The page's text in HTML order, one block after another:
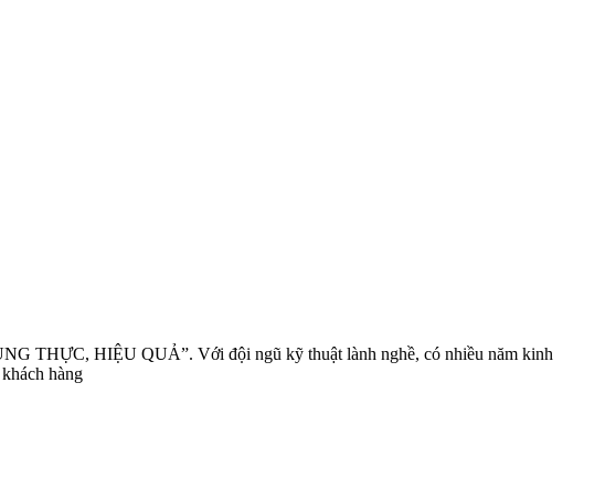
THỰC, HIỆU QUẢ”. Với đội ngũ kỹ thuật lành nghề, có nhiều năm kinh
hàng